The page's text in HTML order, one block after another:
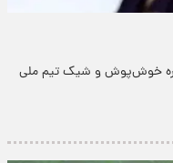
خوش‌پوش و شیک تیم ملی